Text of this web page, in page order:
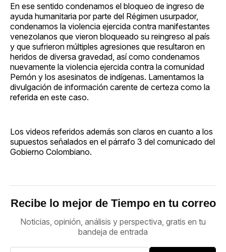
En ese sentido condenamos el bloqueo de ingreso de
ayuda humanitaria por parte del Régimen usurpador,
condenamos la violencia ejercida contra manifestantes
venezolanos que vieron bloqueado su reingreso al país
y que sufrieron múltiples agresiones que resultaron en
heridos de diversa gravedad, así como condenamos
nuevamente la violencia ejercida contra la comunidad
Pemón y los asesinatos de indígenas. Lamentamos la
divulgación de información carente de certeza como la
referida en este caso.
Los videos referidos además son claros en cuanto a los
supuestos señalados en el párrafo 3 del comunicado del
Gobierno Colombiano.
Recibe lo mejor de Tiempo en tu correo
Noticias, opinión, análisis y perspectiva, gratis en tu
bandeja de entrada